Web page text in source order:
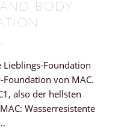
BODY
Lieblings-Foundation
von MAC.
also der hellsten
Wasserresistente